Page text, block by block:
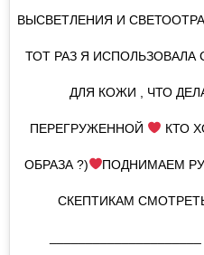
ВЫСВЕТЛЕНИЯ И
ТОТ РАЗ Я
ДЛЯ КОЖИ , ЧТО
ПЕРЕГРУЖЕННОЙ КТО
ОБРАЗА ?) ПОДНИМАЕМ
СКЕПТИКАМ